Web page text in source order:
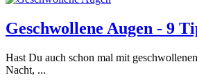
Geschwollene Augen - 9
Hast Du auch schon mal mit
Nacht, ...